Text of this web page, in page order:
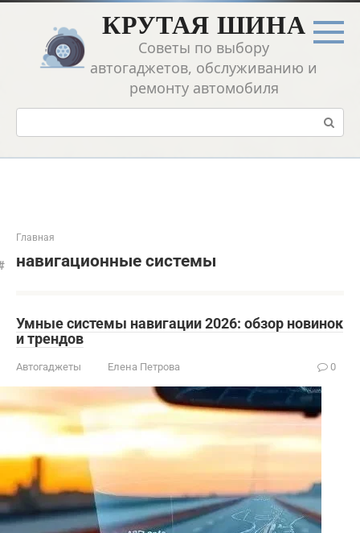
Перейти
контенту
КРУТАЯ ШИНА
Советы по выбору
автогаджетов, обслуживанию и
ремонту автомобиля
Поиск:
Главная
навигационные системы
Умные системы навигации 2026: обзор новинок
и трендов
Автогаджеты Елена Петрова 0